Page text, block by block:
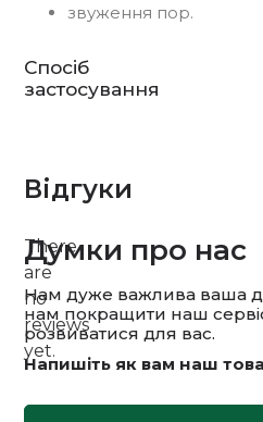
звуження пор.
Спосіб
застосування
Відгуки
There
are
no
reviews
yet.
Думки про нас
Нам дуже важлива ваша
нам покращити наш
розвиватися для вас.
Напишіть як вам наш